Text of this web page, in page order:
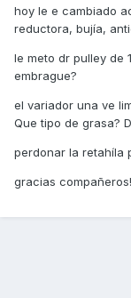
hoy le e cambiado
reductora, bujía,
le meto dr pulley de
embrague?
el variador una ve
Que tipo de grasa?
perdonar la retahíla
gracias